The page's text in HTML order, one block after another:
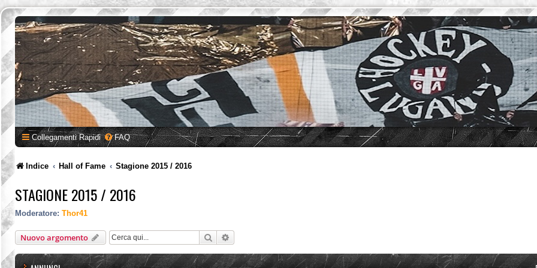
Collegamenti Rapidi FAQ
Indice Hall of Fame Stagione 2015 / 2016
STAGIONE 2015 / 2016
Moderatore: Thor41
Nuovo argomento Cerca